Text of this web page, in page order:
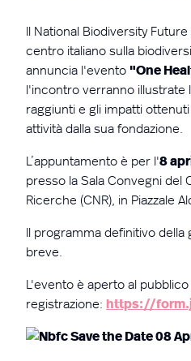
Il National Biodiversity
centro italiano sulla
annuncia l'evento "One
l'incontro verranno illustrate
raggiunti e gli impatti
attività dalla sua fondazione.
L’appuntamento è per l'8
presso la Sala Convegni del
Ricerche (CNR), in Piazzale
Il programma definitivo della
breve.
L'evento è aperto al
registrazione: https://